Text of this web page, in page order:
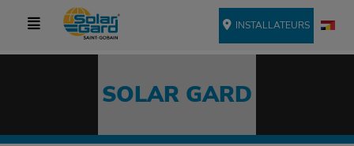
INSTALLATEURS
SOLAR GARD